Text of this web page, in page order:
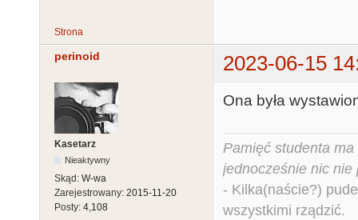
Strona
perinoid 2023-06-15
Kasetarz
Nieaktywny
Skąd: W-wa
Zarejestrowany: 2015-11-20
Posty: 4,108
Ona była
Pamięć studenta
jednocześnie nic nie
- Kilka(naście?)
wszystkimi rządzić.